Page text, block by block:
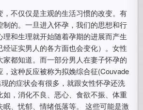
，不仅仅是主观的生活习惯的改变。有
制的。一旦进入怀孕，我们的思想和行
理和生理就开始随着孕期的进展而产生
经证实男人的各方面也会变化）。女性
家都知道。而一部分男人在妻子怀孕的
，这种反应被称为拟娩综合征(Couvade
的症状会有很多，就跟女性怀孕还洗
如，消化不良、恶心、食欲不振、体重
眠、忧郁、情绪低落等。 这些可能是激